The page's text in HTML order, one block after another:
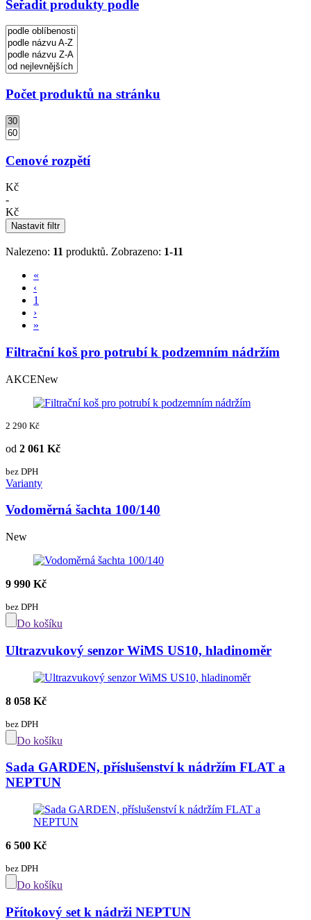
Seřadit produkty podle
Počet produktů na stránku
Cenové rozpětí
Kč
-
Kč
Nastavit filtr
Nalezeno: 11 produktů. Zobrazeno: 1-11
«
‹
1
›
»
Filtrační koš pro potrubí k podzemním nádržím
AKCENew
2 290 Kč
od 2 061 Kč
bez DPH
Varianty
Vodoměrná šachta 100/140
New
9 990 Kč
bez DPH
Do košíku
Ultrazvukový senzor WiMS US10, hladinoměr
8 058 Kč
bez DPH
Do košíku
Sada GARDEN, příslušenství k nádržím FLAT a
NEPTUN
6 500 Kč
bez DPH
Do košíku
Přítokový set k nádrži NEPTUN